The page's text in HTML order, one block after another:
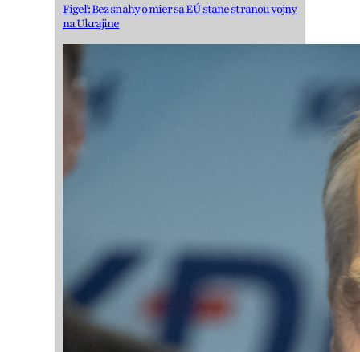
Figeľ: Bez snahy o mier sa EÚ stane stranou vojny
na Ukrajine